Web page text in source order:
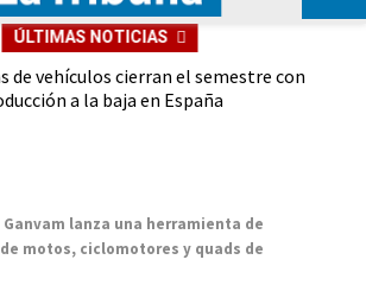
ÚLTIMAS NOTICIAS
de vehículos cierran el semestre con
a la baja en España
Ganvam lanza una herramienta de
motos, ciclomotores y quads de